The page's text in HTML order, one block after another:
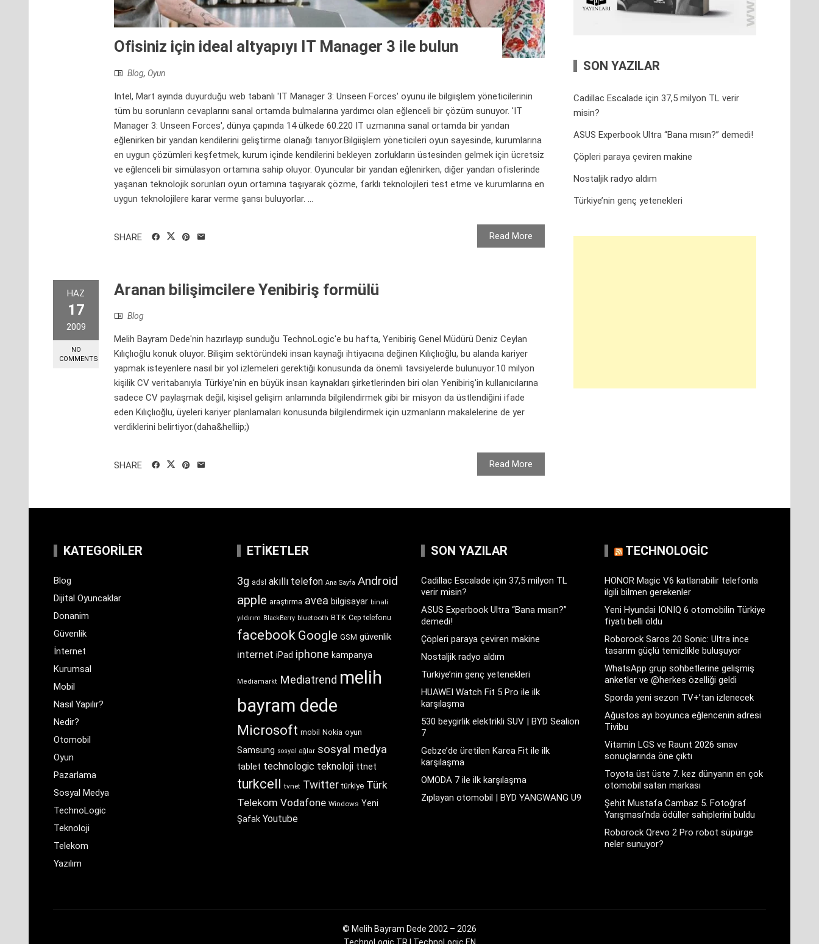
Ofisiniz için ideal altyapıyı IT Manager 3 ile bulun
Blog, Oyun
Intel, Mart ayında duyurduğu web tabanlı 'IT Manager 3: Unseen Forces' oyunu ile bilgiişlem yöneticilerinin
tüm bu sorunların cevaplarını sanal ortamda bulmalarına yardımcı olan eğlenceli bir çözüm sunuyor. 'IT
Manager 3: Unseen Forces', dünya çapında 14 ülkede 60.220 IT uzmanına sanal ortamda bir yandan
eğlenirken bir yandan kendilerini geliştirme olanağı tanıyor.Bilgiişlem yöneticileri oyun sayesinde, kurumlarına
en uygun çözümleri keşfetmek, kurum içinde kendilerini bekleyen zorlukların üstesinden gelmek için ücretsiz
ve eğlenceli bir simülasyon ortamına sahip oluyor. Oyuncular bir yandan eğlenirken, diğer yandan ofislerinde
yaşanan teknolojik sorunları oyun ortamına taşıyarak çözme, farklı teknolojileri test etme ve kurumlarına en
uygun teknolojilere karar verme şansı buluyorlar. ...
Read More
SHARE
HAZ
17
2009
NO
COMMENTS
Aranan bilişimcilere Yenibiriş formülü
Blog
Melih Bayram Dede'nin hazırlayıp sunduğu TechnoLogic'e bu hafta, Yenibiriş Genel Müdürü Deniz Ceylan
Kılıçlıoğlu konuk oluyor. Bilişim sektöründeki insan kaynağı ihtiyacına değinen Kılıçlıoğlu, bu alanda kariyer
yapmak isteyenlere nasıl bir yol izlemeleri gerektiği konusunda da önemli tavsiyelerde bulunuyor.10 milyon
kişilik CV veritabanıyla Türkiye'nin en büyük insan kaynakları şirketlerinden biri olan Yenibiriş'in kullanıcılarına
sadece CV paylaşmak değil, kişisel gelişim anlamında bilgilendirmek gibi bir misyon da üstlendiğini ifade
eden Kılıçlıoğlu, üyeleri kariyer planlamaları konusunda bilgilendirmek için uzmanların makalelerine de yer
verdiklerini belirtiyor.(daha&helliip;)
Read More
SHARE
SON YAZILAR
Cadillac Escalade için 37,5 milyon TL verir
misin?
ASUS Experbook Ultra “Bana mısın?” demedi!
Çöpleri paraya çeviren makine
Nostaljik radyo aldım
Türkiye’nin genç yetenekleri
KATEGORILER
Blog
Dijital Oyuncaklar
Donanim
Güvenlik
İnternet
Kurumsal
Mobil
Nasıl Yapılır?
Nedir?
Otomobil
Oyun
Pazarlama
Sosyal Medya
TechnoLogic
Teknoloji
Telekom
Yazılım
ETIKETLER
3g adsl akıllı telefon Ana Sayfa Android
apple araştırma avea bilgisayar binali
yıldırım BlackBerry bluetooth BTK Cep telefonu
facebook Google GSM güvenlik
internet iPad iphone kampanya
Mediamarkt Mediatrend melih
bayram dede
Microsoft mobil Nokia oyun
Samsung sosyal ağlar sosyal medya
tablet technologic teknoloji ttnet
turkcell tvnet Twitter türkiye Türk
Telekom Vodafone Windows Yeni
Şafak Youtube
SON YAZILAR
Cadillac Escalade için 37,5 milyon TL
verir misin?
ASUS Experbook Ultra “Bana mısın?”
demedi!
Çöpleri paraya çeviren makine
Nostaljik radyo aldım
Türkiye’nin genç yetenekleri
HUAWEI Watch Fit 5 Pro ile ilk
karşılaşma
530 beygirlik elektrikli SUV | BYD Sealion
7
Gebze’de üretilen Karea Fit ile ilk
karşılaşma
OMODA 7 ile ilk karşılaşma
Zıplayan otomobil | BYD YANGWANG U9
TECHNOLOGIC
HONOR Magic V6 katlanabilir telefonla
ilgili bilmen gerekenler
Yeni Hyundai IONIQ 6 otomobilin Türkiye
fiyatı belli oldu
Roborock Saros 20 Sonic: Ultra ince
tasarım güçlü temizlikle buluşuyor
WhatsApp grup sohbetlerine gelişmiş
anketler ve @herkes özelliği geldi
Sporda yeni sezon TV+’tan izlenecek
Ağustos ayı boyunca eğlencenin adresi
Tivibu
Vitamin LGS ve Raunt 2026 sınav
sonuçlarında öne çıktı
Toyota üst üste 7. kez dünyanın en çok
otomobil satan markası
Şehit Mustafa Cambaz 5. Fotoğraf
Yarışması’nda ödüller sahiplerini buldu
Roborock Qrevo 2 Pro robot süpürge
neler sunuyor?
© Melih Bayram Dede 2002 – 2026